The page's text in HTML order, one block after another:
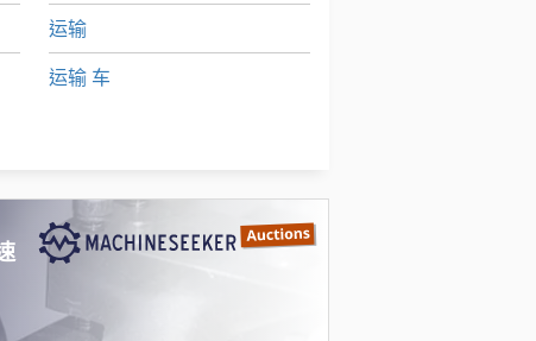
运输
运输 车